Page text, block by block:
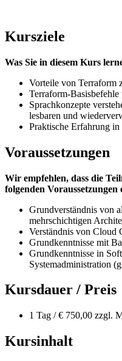
Kursziele
Was Sie in diesem Kurs
Vorteile von Terraform
Terraform-
Sprachkonzepte
lesbaren und
Praktische Erfahrung
Voraussetzungen
Wir empfehlen, dass die
folgenden Voraussetzungen
Grundverständnis von
mehrschichtigen
Verständnis von Cloud
Grundkenntnisse mit
Grundkenntnisse in
Systemadministration
Kursdauer / Preis
1 Tag / € 750,00 zzgl.
Kursinhalt